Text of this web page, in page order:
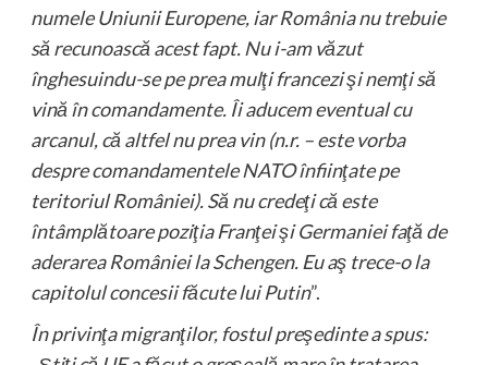
numele Uniunii Europene, iar România nu trebuie
să recunoască acest fapt. Nu i-am văzut
înghesuindu-se pe prea mulţi francezi şi nemţi să
vină în comandamente. Îi aducem eventual cu
arcanul, că altfel nu prea vin(n.r.– este vorba
despre comandamentele NATO înfiinţate pe
teritoriul României).Să nu credeţi că este
întâmplătoare poziţia Franţei şi Germaniei faţă de
aderarea României la Schengen. Eu aş trece-o la
capitolul concesii făcute lui Putin”.
În privinţa migranţilor, fostul preşedinte a spus: